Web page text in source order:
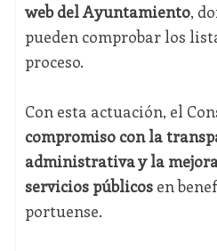
web del Ayuntamiento,
pueden comprobar los
proceso.
Con esta actuación, el
compromiso con la
administrativa y la
servicios públicosen
portuense.